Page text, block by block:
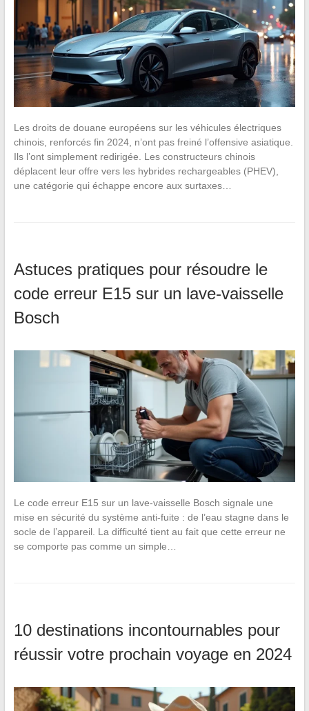
Les droits de douane européens sur les véhicules électriques
chinois, renforcés fin 2024, n’ont pas freiné l’offensive asiatique.
Ils l’ont simplement redirigée. Les constructeurs chinois
déplacent leur offre vers les hybrides rechargeables (PHEV),
une catégorie qui échappe encore aux surtaxes…
Astuces pratiques pour résoudre le
code erreur E15 sur un lave-vaisselle
Bosch
Le code erreur E15 sur un lave-vaisselle Bosch signale une
mise en sécurité du système anti-fuite : de l’eau stagne dans le
socle de l’appareil. La difficulté tient au fait que cette erreur ne
se comporte pas comme un simple…
10 destinations incontournables pour
réussir votre prochain voyage en 2024